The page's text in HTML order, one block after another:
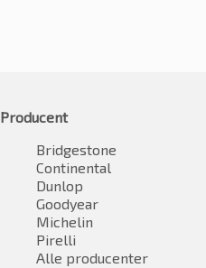
Producent
Bridgestone
Continental
Dunlop
Goodyear
Michelin
Pirelli
Alle producenter